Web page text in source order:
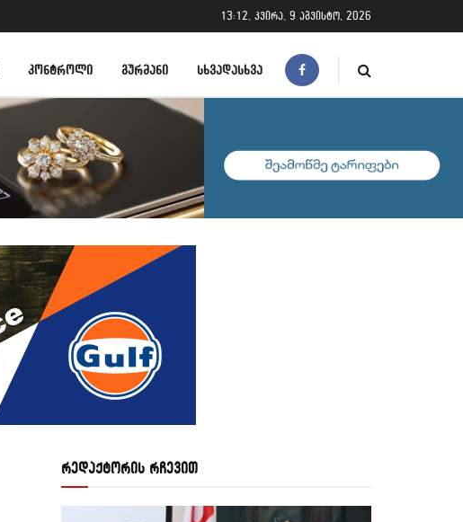
13:12, კვირა, 9 აგვისტო, 2026
ᲙᲝᲜᲢᲠᲝᲚᲘ ᲒᲣᲠᲛᲐᲜᲘ ᲡᲮᲕᲐᲓᲐᲡᲮᲕᲐ
რედაქტორის რჩევით